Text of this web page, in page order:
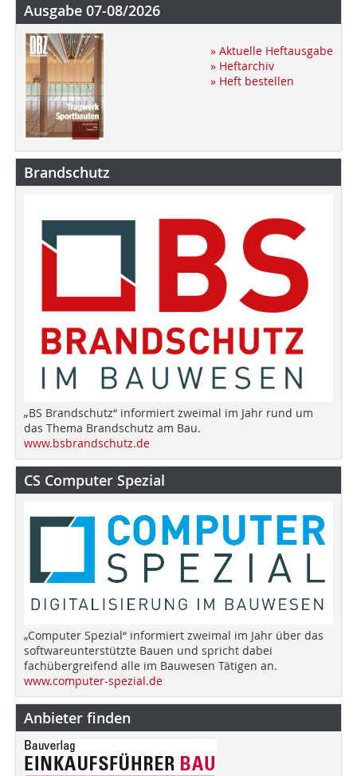
Ausgabe 07-08/2026
» Aktuelle Heftausgabe
» Heftarchiv
» Heft bestellen
Brandschutz
„BS Brandschutz“ informiert zweimal im Jahr rund um
das Thema Brandschutz am Bau.
www.bsbrandschutz.de
CS Computer Spezial
„Computer Spezial“ informiert zweimal im Jahr über das
softwareunterstützte Bauen und spricht dabei
fachübergreifend alle im Bauwesen Tätigen an.
www.computer-spezial.de
Anbieter finden